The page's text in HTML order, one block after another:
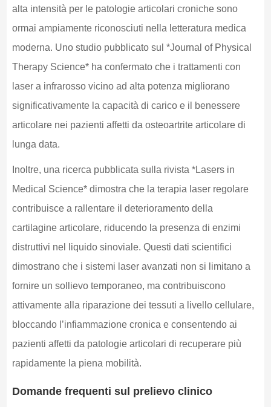
alta intensità per le patologie articolari croniche sono
ormai ampiamente riconosciuti nella letteratura medica
moderna. Uno studio pubblicato sul *Journal of Physical
Therapy Science* ha confermato che i trattamenti con
laser a infrarosso vicino ad alta potenza migliorano
significativamente la capacità di carico e il benessere
articolare nei pazienti affetti da osteoartrite articolare di
lunga data.
Inoltre, una ricerca pubblicata sulla rivista *Lasers in
Medical Science* dimostra che la terapia laser regolare
contribuisce a rallentare il deterioramento della
cartilagine articolare, riducendo la presenza di enzimi
distruttivi nel liquido sinoviale. Questi dati scientifici
dimostrano che i sistemi laser avanzati non si limitano a
fornire un sollievo temporaneo, ma contribuiscono
attivamente alla riparazione dei tessuti a livello cellulare,
bloccando l’infiammazione cronica e consentendo ai
pazienti affetti da patologie articolari di recuperare più
rapidamente la piena mobilità.
Domande frequenti sul prelievo clinico